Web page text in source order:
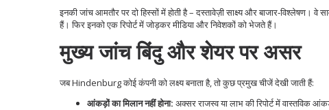
इनकी जांच आमतौर पर दो हिस्सों में होती है – दस्तावेज़ी साक्ष्य और
हैं। फिर इनको एक रिपोर्ट में जोड़कर मीडिया और निवेशकों को भेजते हैं।
मुख्य जांच बिंदु और शेयर पर असर
जब Hindenburg कोई कंपनी को लक्ष्य बनाता है, तो कुछ प्रमुख चीजें देखी जाती हैं:
आंकड़ों का मिलान नहीं होना: अक्सर राजस्व या लाभ की रिपोर्ट में वास्तविक